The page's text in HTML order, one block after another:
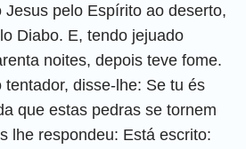
Jesus pelo Espírito ao deserto,
Diabo. E, tendo jejuado
noites, depois teve fome.
tentador, disse-lhe: Se tu és
que estas pedras se tornem
lhe respondeu: Está escrito: